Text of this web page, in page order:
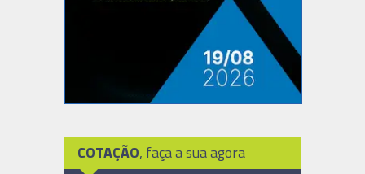
COTAÇÃO, faça a sua agora